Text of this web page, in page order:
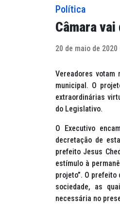
Política
Câmara
20 de maio de 2020
Vereadores
municipal. O
extraordinárias
do Legislativo.
O Executivo
decretação de
prefeito Jesus
estímulo à
projeto”. O
sociedade, as
necessária no